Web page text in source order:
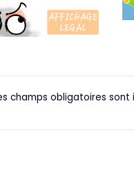
champs obligatoires sont